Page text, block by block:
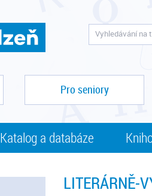
Pro seniory
Katalog a databáze
LITERÁRNĚ-